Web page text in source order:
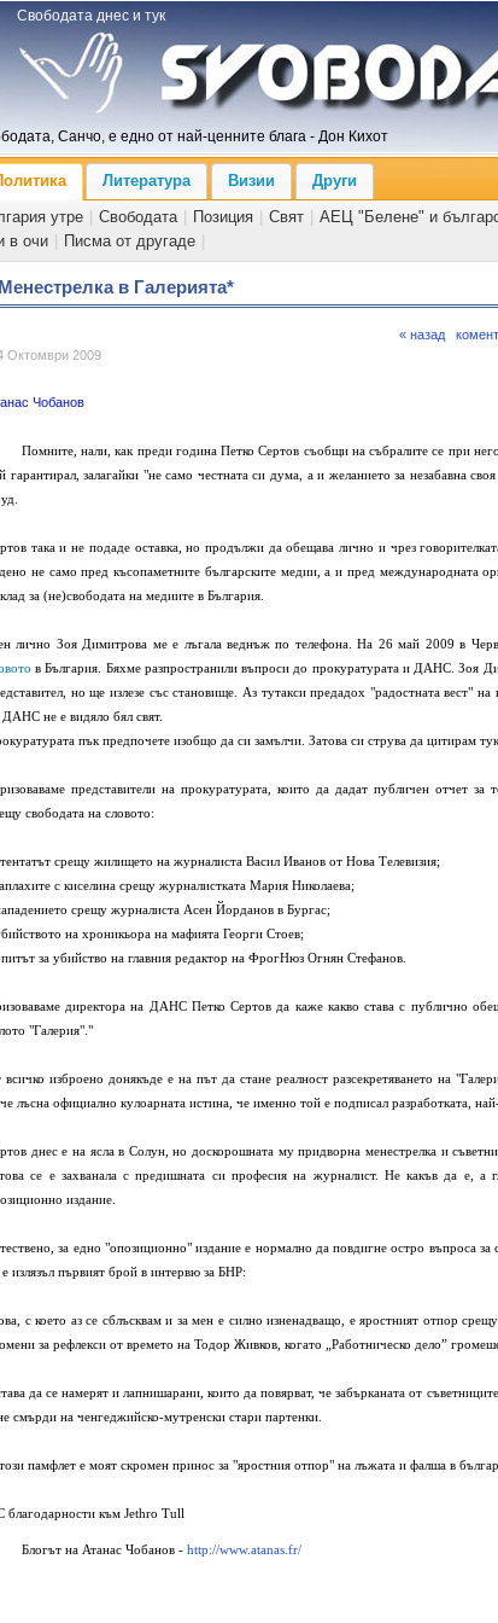
Свободата днес и тук
Санчо, е едно от най-ценните блага - Дон Кихот
Литература Визии
Други
утре
Свободата Позиция Свят АЕЦ "Белене" и
в очи
Писма от другаде
Менестрелка в Галерията*
Октомври 2009
« назад
Чобанов
Помните, нали, как преди година Петко Сертов съобщи на събралите се при
гарантирал, залагайки "не само честната си дума, а и желанието за незабавна
така и не подаде оставка, но продължи да обещава лично и чрез
не само пред късопаметните българските медии, а и пред международната
за (не)свободата на медиите в България.
лично Зоя Димитрова ме е лъгала веднъж по телефона. На 26 май 2009 в
в България. Бяхме разпространили въпроси до прокуратурата и ДАНС. Зоя
но ще излезе със становище. Аз тутакси предадох "радостната вест" на
ДАНС не е видяло бял свят.
пък предпочете изобщо да си замълчи. Затова си струва да цитирам
представители на прокуратурата, които да дадат публичен отчет за
свободата на словото:
срещу жилището на журналиста Васил Иванов от Нова Телевизия;
с киселина срещу журналистката Мария Николаева;
срещу журналиста Асен Йорданов в Бургас;
на хроникьора на мафията Георги Стоев;
за убийство на главния редактор на ФрогНюз Oгнян Стефанов.
директора на ДАНС Петко Сертов да каже какво става с публично
"Галерия"."
всичко изброено донякъде е на път да стане реалност разсекретяването на
лъсна официално кулоарната истина, че именно той е подписал разработката,
днес е на ясла в Солун, но доскорошната му придворна менестрелка и
се е захванала с предишната си професия на журналист. Не какъв да е, а
издание.
за едно "опозиционно" издание е нормално да повдигне остро въпроса
е излязъл първият брой в интервю за БНР:
с което аз се сблъсквам и за мен е силно изненадващо, е яростният отпор
за рефлекси от времето на Тодор Живков, когато „Работническо дело”
да се намерят и лапнишарани, които да повярват, че забърканата от
смърди на ченгеджийско-мутренски стари партенки.
памфлет е моят скромен принос за "яростния отпор" на лъжата и фалша в
благодарности към Jethro Tull
Блогът на Атанас Чобанов - http://www.atanas.fr/